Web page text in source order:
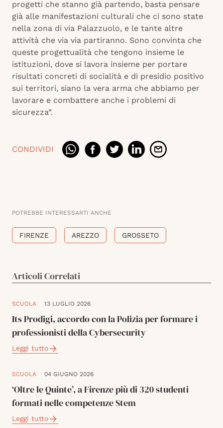
progetti che stanno già partendo, basta pensare
già alle manifestazioni culturali che ci sono state
nella zona di via Palazzuolo, e le tante altre
attività che via via partiranno. Sono convinta che
queste progettualità che tengono insieme le
istituzioni, dove si lavora insieme per portare
risultati concreti di socialità e di presidio positivo
sui territori, siano la vera arma che abbiamo per
lavorare e combattere anche i problemi di
sicurezza”.
CONDIVIDI
POTREBBE INTERESSARTI ANCHE
FIRENZE AREZZO GROSSETO
Articoli Correlati
SCUOLA 13 LUGLIO 2026
Its Prodigi, accordo con la Polizia per formare i
professionisti della Cybersecurity
Leggi tutto
SCUOLA 04 GIUGNO 2026
‘Oltre le Quinte’, a Firenze più di 320 studenti
formati nelle competenze Stem
Leggi tutto